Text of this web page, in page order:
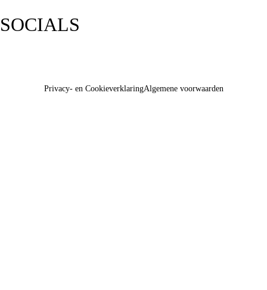
SOCIALS
Privacy- en CookieverklaringAlgemene voorwaarden